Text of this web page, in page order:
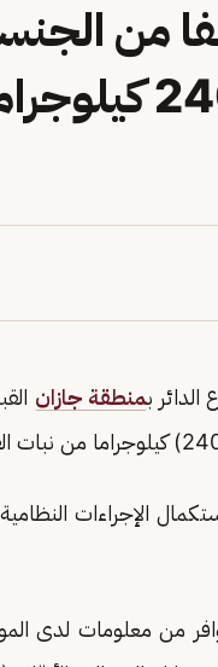
12 مخالفا من
واليمنية
بمنطقة جازان
الإجراءات
من معلومات لدى